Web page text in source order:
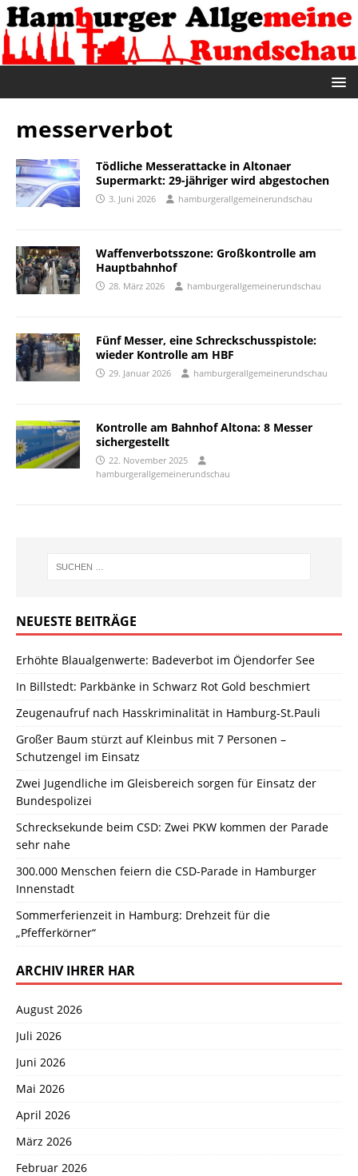
messerverbot
Tödliche Messerattacke in Altonaer
Supermarkt: 29-jähriger wird abgestochen
3. Juni 2026 hamburgerallgemeinerundschau
Waffenverbotsszone: Großkontrolle am
Hauptbahnhof
28. März 2026 hamburgerallgemeinerundschau
Fünf Messer, eine Schreckschusspistole:
wieder Kontrolle am HBF
29. Januar 2026 hamburgerallgemeinerundschau
Kontrolle am Bahnhof Altona: 8 Messer
sichergestellt
22. November 2025
hamburgerallgemeinerundschau
NEUESTE BEITRÄGE
Erhöhte Blaualgenwerte: Badeverbot im Öjendorfer See
In Billstedt: Parkbänke in Schwarz Rot Gold beschmiert
Zeugenaufruf nach Hasskriminalität in Hamburg-St.Pauli
Großer Baum stürzt auf Kleinbus mit 7 Personen –
Schutzengel im Einsatz
Zwei Jugendliche im Gleisbereich sorgen für Einsatz der
Bundespolizei
Schrecksekunde beim CSD: Zwei PKW kommen der Parade
sehr nahe
300.000 Menschen feiern die CSD-Parade in Hamburger
Innenstadt
Sommerferienzeit in Hamburg: Drehzeit für die
„Pfefferkörner“
ARCHIV IHRER HAR
August 2026
Juli 2026
Juni 2026
Mai 2026
April 2026
März 2026
Februar 2026